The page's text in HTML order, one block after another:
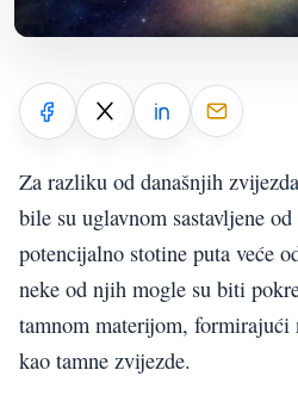
Za razliku od današnjih
bile su uglavnom sastavljene
potencijalno stotine puta veće
neke od njih mogle su biti
tamnom materijom, formirajući
kao tamne zvijezde.